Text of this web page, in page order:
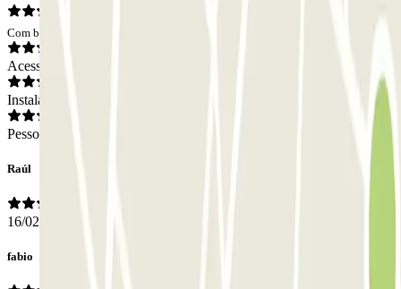
Com base em 15 opiniões
Acesso
Instalações
Pessoal
Raúl
16/02/2026
fabio